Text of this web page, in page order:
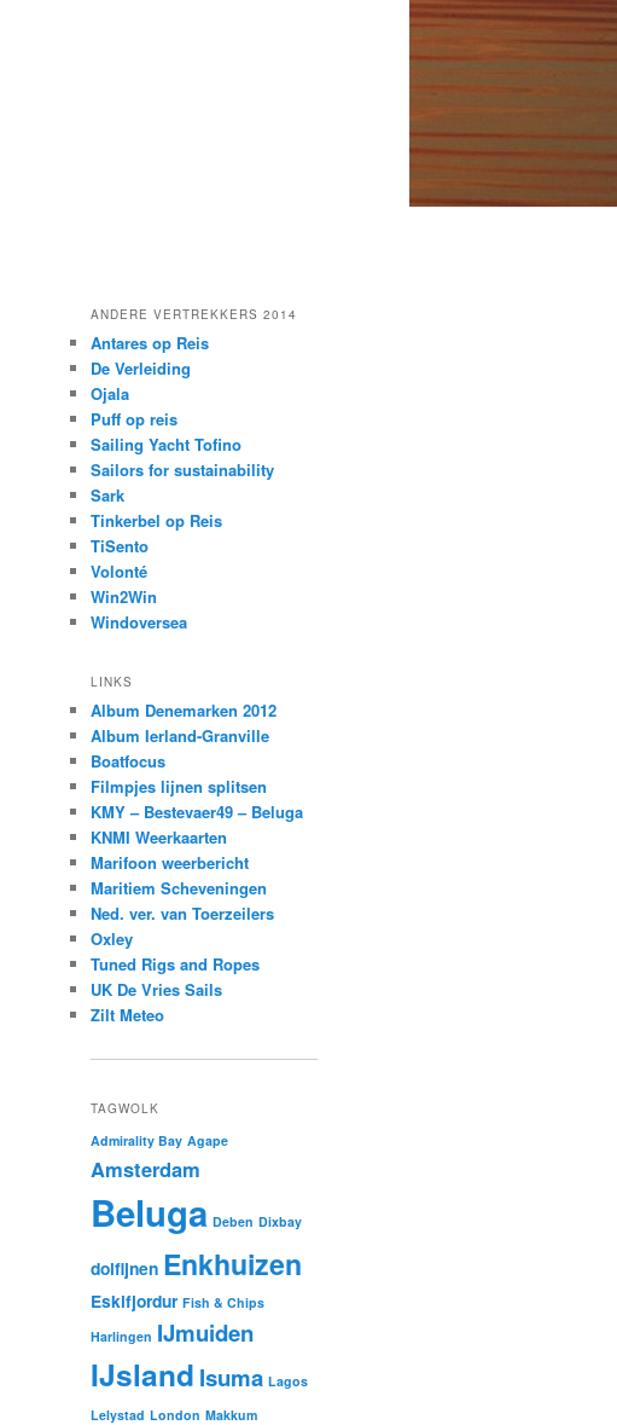
ANDERE VERTREKKERS 2014
Antares op Reis
De Verleiding
Ojala
Puff op reis
Sailing Yacht Tofino
Sailors for sustainability
Sark
Tinkerbel op Reis
TiSento
Volonté
Win2Win
Windoversea
LINKS
Album Denemarken 2012
Album Ierland-Granville
Boatfocus
Filmpjes lijnen splitsen
KMY – Bestevaer49 – Beluga
KNMI Weerkaarten
Marifoon weerbericht
Maritiem Scheveningen
Ned. ver. van Toerzeilers
Oxley
Tuned Rigs and Ropes
UK De Vries Sails
Zilt Meteo
TAGWOLK
Admirality Bay Agape
Amsterdam
Beluga Deben Dixbay
dolfijnen Enkhuizen
Eskifjordur Fish & Chips
Harlingen IJmuiden
IJsland Isuma Lagos
Lelystad London Makkum